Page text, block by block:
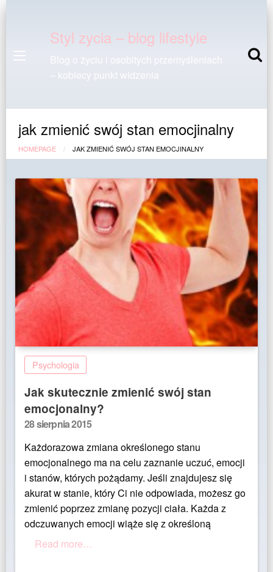
Styl zycia – blog lifestyle
– kobiecy punkt widzenia
jak zmienić swój stan emocjinalny
HOMEPAGE JAK ZMIENIĆ SWÓJ STAN EMOCJINALNY
Psychologia
Jak skutecznie zmienić swój stan
emocjonalny?
Posted
28 sierpnia 2015
Każdorazowa zmiana określonego stanu
emocjonalnego ma na celu zaznanie uczuć, emocji
i stanów, których pożądamy. Jeśli znajdujesz się
akurat w stanie, który Ci nie odpowiada, możesz go
zmienić poprzez zmianę pozycji ciała. Każda z
odczuwanych emocji wiąże się z określoną
Read more…